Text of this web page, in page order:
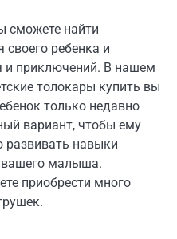
сможете найти
ребенка и
и приключений. В нашем
толокары купить вы
только недавно
вариант, чтобы ему
развивать навыки
вашего малыша.
приобрести много